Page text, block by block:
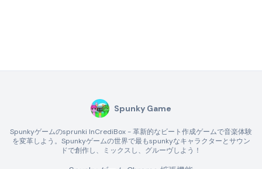
Spunky Game
Spunkyゲームのsprunki InCrediBox - 革新的なビート作成ゲームで音楽体験
を変革しよう。Spunkyゲームの世界で最もspunkyなキャラクターとサウン
ドで創作し、ミックスし、グルーヴしよう！